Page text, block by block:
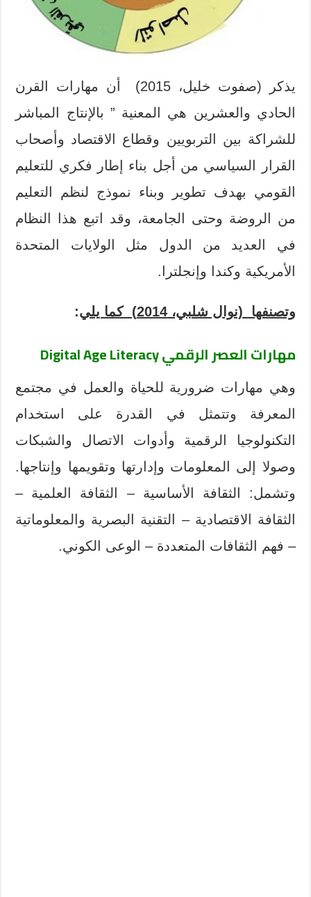
يذكر (صفوت خليل، 2015) أن مهارات القرن
الحادي والعشرين هي المعنية ” بالإنتاج المباشر
للشراكة بين التربويين وقطاع الاقتصاد وأصحاب
القرار السياسي من أجل بناء إطار فكري للتعليم
القومي بهدف تطوير وبناء نموذج لنظم التعليم
من الروضة وحتى الجامعة، وقد اتبع هذا النظام
في العديد من الدول مثل الولايات المتحدة
الأمريكية وكندا وإنجلترا.
وتصنفها (نوال شلبي، 2014) كما يلي :
مهارات العصر الرقمي Digital Age Literacy
وهي مهارات ضرورية للحياة والعمل في مجتمع
المعرفة وتتمثل في القدرة على استخدام
التكنولوجيا الرقمية وأدوات الاتصال والشبكات
وصولا إلى المعلومات وإدارتها وتقويمها وإنتاجها.
وتشمل: الثقافة الأساسية – الثقافة العلمية –
الثقافة الاقتصادية – التقنية البصرية والمعلوماتية
– فهم الثقافات المتعددة – الوعى الكوني.